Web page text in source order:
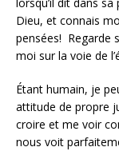
lorsqu’il dit dans
Dieu, et connais
pensées! Regarde
moi sur la voie de
Étant humain, je
attitude de propre
croire et me voir
nous voit